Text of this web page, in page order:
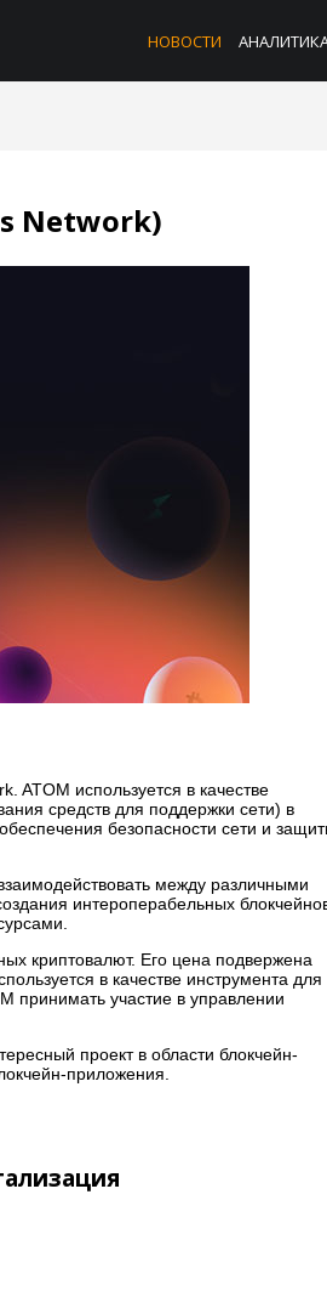
НОВОСТИ
Network)
ATOM используется в качестве
средств для поддержки сети) в
безопасности сети и
между различными
интероперабельных
криптовалют. Его цена подвержена
в качестве инструмента для
принимать участие в управлении
проект в области блокчейн-
приложения.